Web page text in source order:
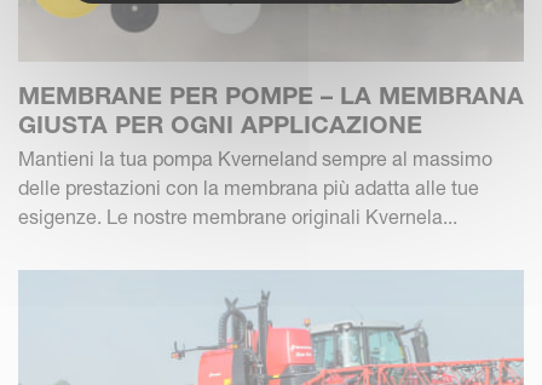
MEMBRANE PER POMPE – LA MEMBRANA
GIUSTA PER OGNI APPLICAZIONE
Mantieni la tua pompa Kverneland sempre al massimo
delle prestazioni con la membrana più adatta alle tue
esigenze. Le nostre membrane originali Kvernela...